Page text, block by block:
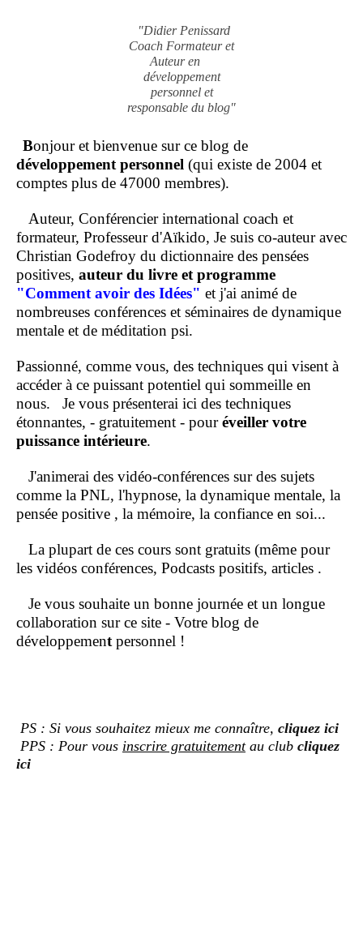
"Didier Penissard
Coach Formateur et
Auteur en
développement
personnel et
responsable du blog"
Bonjour et bienvenue sur ce blog de
développement personnel (qui existe de 2004 et
comptes plus de 47000 membres).
Auteur, Conférencier international coach et
formateur, Professeur d'Aïkido, Je suis co-auteur avec
Christian Godefroy du dictionnaire des pensées
positives, auteur du livre et programme
"Comment avoir des Idées" et j'ai animé de
nombreuses conférences et séminaires de dynamique
mentale et de méditation psi.
Passionné, comme vous, des techniques qui visent à
accéder à ce puissant potentiel qui sommeille en
nous. Je vous présenterai ici des techniques
étonnantes, - gratuitement - pouréveiller votre
puissance intérieure.
J'animerai des vidéo-conférences sur des sujets
comme la PNL, l'hypnose, la dynamique mentale, la
pensée positive , la mémoire, la confiance en soi...
La plupart de ces cours sont gratuits (même pour
les vidéos conférences, Podcasts positifs, articles .
Je vous souhaite un bonne journée et un longue
collaboration sur ce site - Votre blog de
développementpersonnel !
PS : Si vous souhaitez mieux me connaître, cliquez ici
PPS : Pour vous inscrire gratuitementau club cliquez
ici